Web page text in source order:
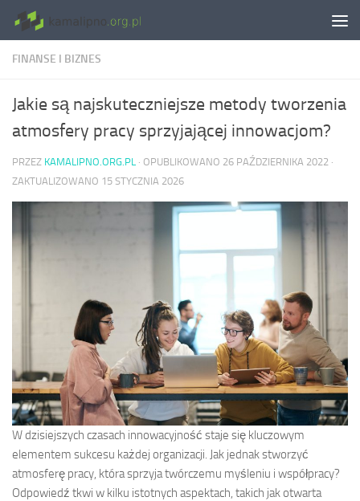
Skip to content
FINANSE I BIZNES
Jakie są najskuteczniejsze metody tworzenia
atmosfery pracy sprzyjającej innowacjom?
PRZEZ KAMALIPNO.ORG.PL · OPUBLIKOWANO 26 PAŹDZIERNIKA 2022 ·
ZAKTUALIZOWANO 15 STYCZNIA 2026
W dzisiejszych czasach innowacyjność staje się kluczowym
elementem sukcesu każdej organizacji. Jak jednak stworzyć
atmosferę pracy, która sprzyja twórczemu myśleniu i współpracy?
Odpowiedź tkwi w kilku istotnych aspektach, takich jak otwarta